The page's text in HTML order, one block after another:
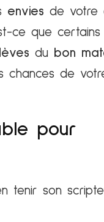
envies de votre
ce que certains
du bon
chances de
pour
tenir son